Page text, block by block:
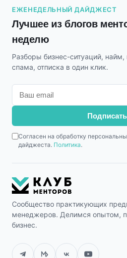
ЕЖЕНЕДЕЛЬНЫЙ ДАЙДЖЕСТ
Лучшее из блогов
неделю
Разборы бизнес-ситуаций,
спама, отписка в один клик.
Согласен на обработку
дайджеста. Политика.
Сообщество практикующих
менеджеров. Делимся опытом,
бизнес.